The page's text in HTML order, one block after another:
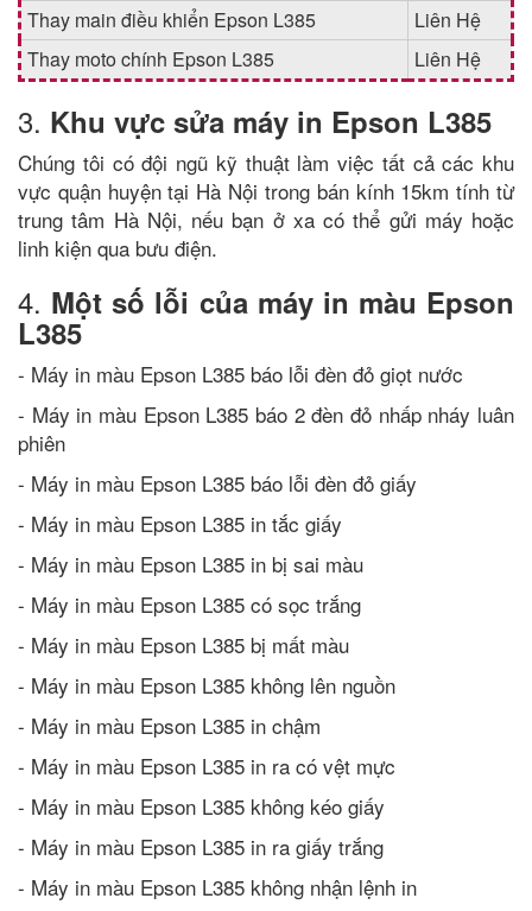
Thay main điều khiển Epson L385
Liên Hệ
Thay moto chính Epson L385
Liên Hệ
3. Khu vực sửa máy in Epson L385
Chúng tôi có đội ngũ kỹ thuật làm việc tất cả các khu
vực quận huyện tại Hà Nội trong bán kính 15km tính từ
trung tâm Hà Nội, nếu bạn ở xa có thể gửi máy hoặc
linh kiện qua bưu điện.
4. Một số lỗi của máy in màu Epson
L385
- Máy in màu Epson L385 báo lỗi đèn đỏ giọt nước
- Máy in màu Epson L385 báo 2 đèn đỏ nhấp nháy luân
phiên
- Máy in màu Epson L385 báo lỗi đèn đỏ giấy
- Máy in màu Epson L385 in tắc giấy
- Máy in màu Epson L385 in bị sai màu
- Máy in màu Epson L385 có sọc trắng
- Máy in màu Epson L385 bị mất màu
- Máy in màu Epson L385 không lên nguồn
- Máy in màu Epson L385 in chậm
- Máy in màu Epson L385 in ra có vệt mực
- Máy in màu Epson L385 không kéo giấy
- Máy in màu Epson L385 in ra giấy trắng
- Máy in màu Epson L385 không nhận lệnh in